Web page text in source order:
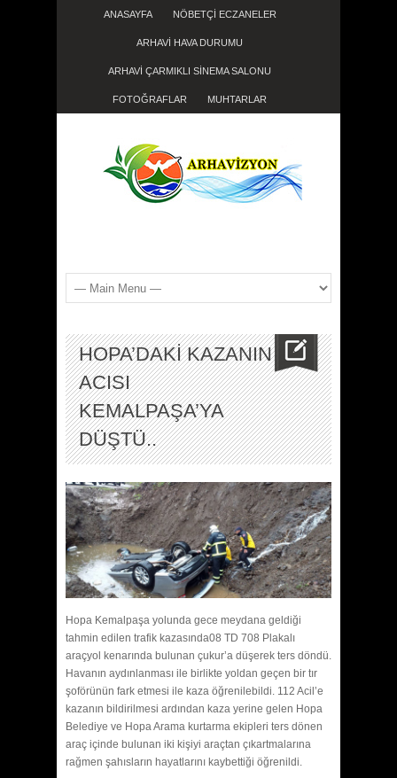
ANASAYFA NÖBETÇİ ECZANELER
ARHAVİ HAVA DURUMU
ARHAVİ ÇARMIKLI SİNEMA SALONU
FOTOĞRAFLAR MUHTARLAR
HOPA’DAKİ KAZANIN
ACISI
KEMALPAŞA’YA
DÜŞTÜ..
Hopa Kemalpaşa yolunda gece meydana geldiği
tahmin edilen trafik kazasında08 TD 708 Plakalı
araçyol kenarında bulunan çukur’a düşerek ters döndü.
Havanın aydınlanması ile birlikte yoldan geçen bir tır
şoförünün fark etmesi ile kaza öğrenilebildi. 112 Acil’e
kazanın bildirilmesi ardından kaza yerine gelen Hopa
Belediye ve Hopa Arama kurtarma ekipleri ters dönen
araç içinde bulunan iki kişiyi araçtan çıkartmalarına
rağmen şahısların hayatlarını kaybettiği öğrenildi.